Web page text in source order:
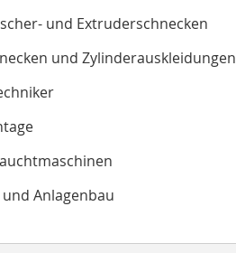
und Extruderschnecken
und Zylinderauskleidungen
Anlagenbau